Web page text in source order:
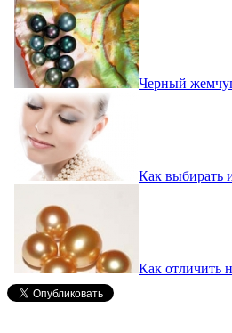
Черный
Как выбирать
Как отличить